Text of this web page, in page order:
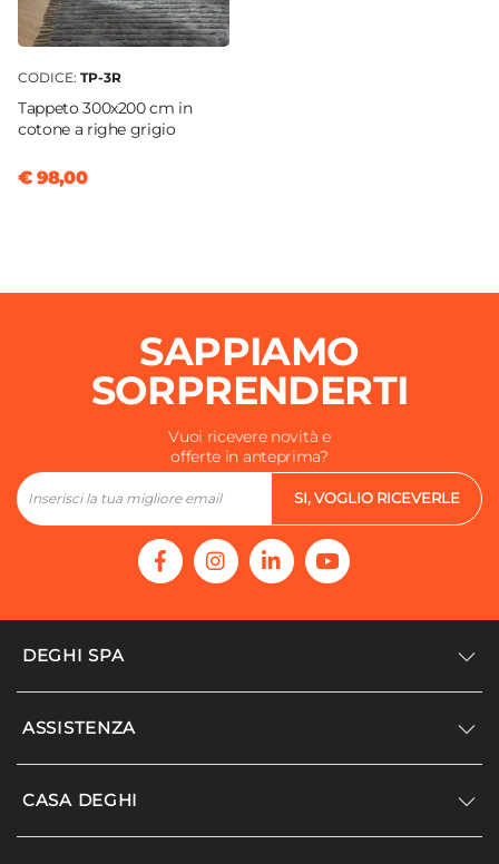
CODICE: TP-3R
Tappeto 300x200 cm in
cotone a righe grigio
€ 98,00
SAPPIAMO
SORPRENDERTI
Vuoi ricevere novità e
offerte in anteprima?
SI, VOGLIO RICEVERLE
DEGHI SPA
Accedi/Registrati
ASSISTENZA
Supporto
CASA DEGHI